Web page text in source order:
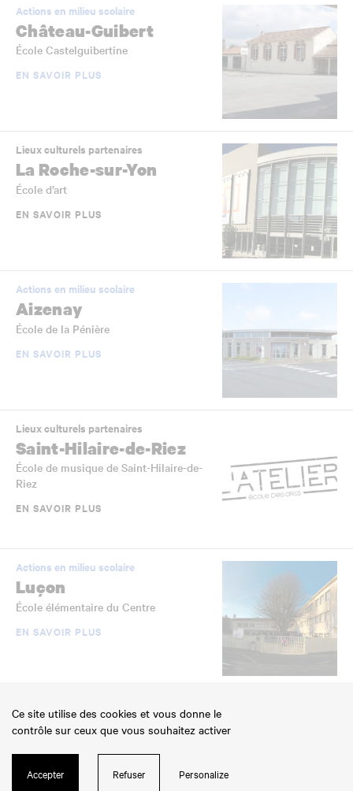
Actions en milieu scolaire
Château-Guibert
École Castelguibertine
EN SAVOIR PLUS
Lieux culturels partenaires
La Roche-sur-Yon
École d’art
EN SAVOIR PLUS
Actions en milieu scolaire
Aizenay
École de la Pénière
EN SAVOIR PLUS
Lieux culturels partenaires
Saint-Hilaire-de-Riez
École de musique de Saint-Hilaire-de-
Riez
EN SAVOIR PLUS
Actions en milieu scolaire
Luçon
École élémentaire du Centre
EN SAVOIR PLUS
Établissements scolaires jumelés
La Roche-sur-Yon
EN SAVOIR PLUS
Ce site utilise des cookies et vous donne le
contrôle sur ceux que vous souhaitez activer
Accepter Refuser Personalize